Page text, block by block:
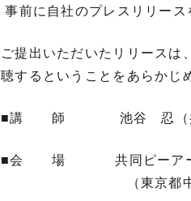
事前に自社のプレスリリー
ご提出いただいたリリースは
聴するということをあらかじ
■講 師 池谷 忍（共同ピ
■会 場 共同ピーアー
（東京都中央区築地